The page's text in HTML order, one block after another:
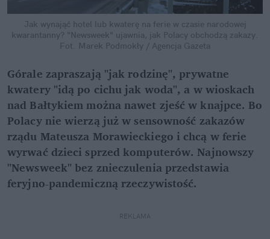
Jak wynająć hotel lub kwaterę na ferie w czasie narodowej
kwarantanny? "Newsweek" ujawnia, jak Polacy obchodzą zakazy.
Fot. Marek Podmokły / Agencja Gazeta
Górale zapraszają "jak rodzinę", prywatne
kwatery "idą po cichu jak woda", a w wioskach
nad Bałtykiem można nawet zjeść w knajpce. Bo
Polacy nie wierzą już w sensowność zakazów
rządu Mateusza Morawieckiego i chcą w ferie
wyrwać dzieci sprzed komputerów. Najnowszy
"Newsweek" bez znieczulenia przedstawia
feryjno-pandemiczną rzeczywistość.
REKLAMA